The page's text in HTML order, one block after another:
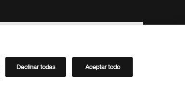
Directorio de Novartis
Declinar todas Aceptar todo